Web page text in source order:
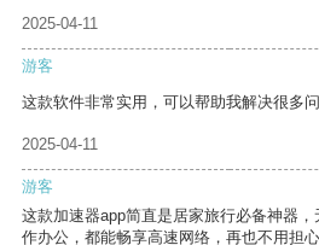
2025-04-11
游客
这款软件非常实用，可以帮助我解决很多问
2025-04-11
游客
这款加速器app简直是居家旅行必备神器
作办公，都能畅享高速网络，再也不用担心